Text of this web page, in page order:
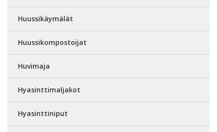
Huussikäymälät
Huussikompostoijat
Huvimaja
Hyasinttimaljakot
Hyasinttiniput